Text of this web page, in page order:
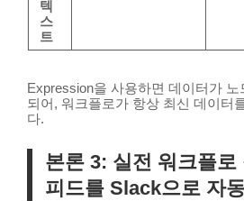
텍
스
트
Expression을 사용하면 데이터가
되어, 워크플로가 항상 최신 데이터
다.
본론 3: 실전 워크플
피드를 Slack으로 자